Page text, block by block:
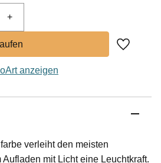
+
Zu
anzeigen
verleiht den meisten
mit Licht eine Leuchtkraft.